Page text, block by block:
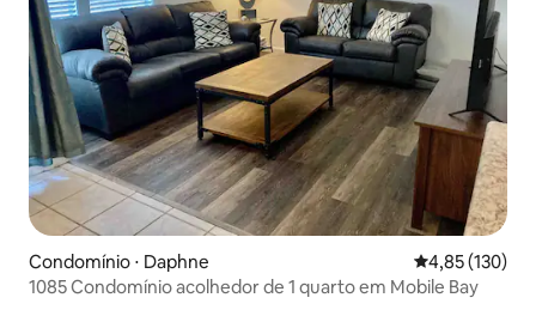
Condomínio ⋅ Daphne 4,85 de uma
4,85 (130)
1085 Condomínio acolhedor de 1 quarto em Mobile Bay